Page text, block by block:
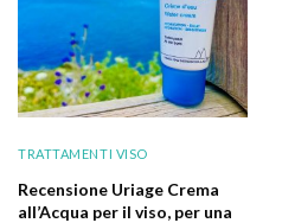
TRATTAMENTI VISO
Recensione Uriage Crema
all’Acqua per il viso, per una